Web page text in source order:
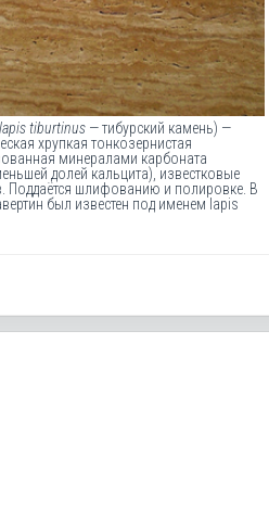
lapis tiburtinus — тибурский камень) —
хрупкая тонкозернистая
минералами карбоната
долей кальцита), известковые
Поддаётся шлифованию и полировке. В
был известен под именем lapis